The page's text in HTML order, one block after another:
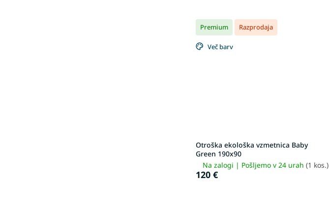
Premium Razprodaja
Več barv
Otroška ekološka vzmetnica Baby
Green 190x90
Na zalogi | Pošljemo v 24 urah(1 kos.)
120 €